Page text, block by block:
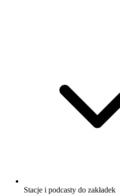
Stacje i podcasty do zakładek